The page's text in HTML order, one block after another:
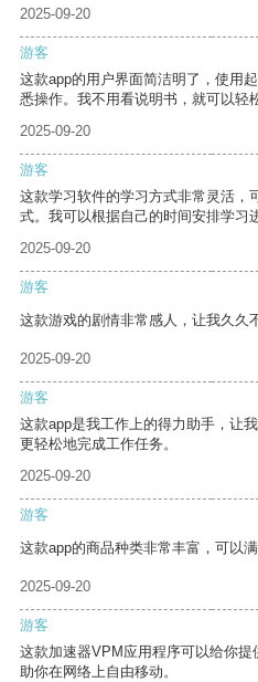
2025-09-20
游客
这款app的用户界面简洁明了，使用
悉操作。我不用看说明书，就可以轻
2025-09-20
游客
这款学习软件的学习方式非常灵活，
式。我可以根据自己的时间安排学习
2025-09-20
游客
这款游戏的剧情非常感人，让我久久
2025-09-20
游客
这款app是我工作上的得力助手，让
更轻松地完成工作任务。
2025-09-20
游客
这款app的商品种类非常丰富，可以
2025-09-20
游客
这款加速器VPM应用程序可以给你
助你在网络上自由移动。